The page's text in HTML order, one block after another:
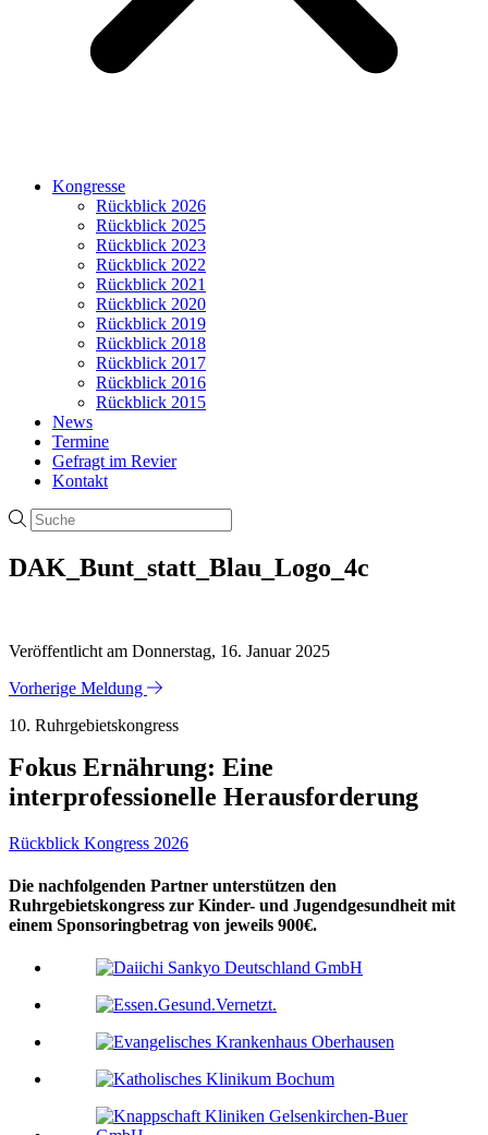
Kongresse
Rückblick 2026
Rückblick 2025
Rückblick 2023
Rückblick 2022
Rückblick 2021
Rückblick 2020
Rückblick 2019
Rückblick 2018
Rückblick 2017
Rückblick 2016
Rückblick 2015
News
Termine
Gefragt im Revier
Kontakt
DAK_Bunt_statt_Blau_Logo_4c
Veröffentlicht am Donnerstag, 16. Januar 2025
Vorherige Meldung
10. Ruhrgebietskongress
Fokus Ernährung: Eine
interprofessionelle Herausforderung
Rückblick Kongress 2026
Die nachfolgenden Partner unterstützen den
Ruhrgebietskongress zur Kinder- und Jugendgesundheit mit
einem Sponsoringbetrag von jeweils 900€.